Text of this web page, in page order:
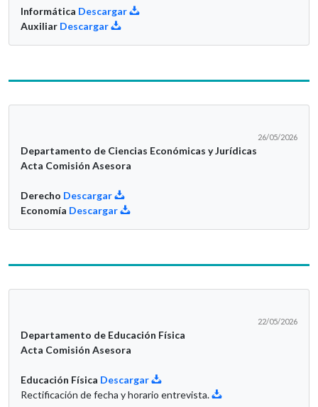
Informática Descargar
Auxiliar Descargar
26/05/2026
Departamento de Ciencias Económicas y Jurídicas
Acta Comisión Asesora
Derecho Descargar
Economía Descargar
22/05/2026
Departamento de Educación Física
Acta Comisión Asesora
Educación Física Descargar
Rectificación de fecha y horario entrevista.